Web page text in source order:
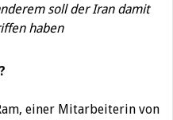
soll der Iran damit
haben
einer Mitarbeiterin von